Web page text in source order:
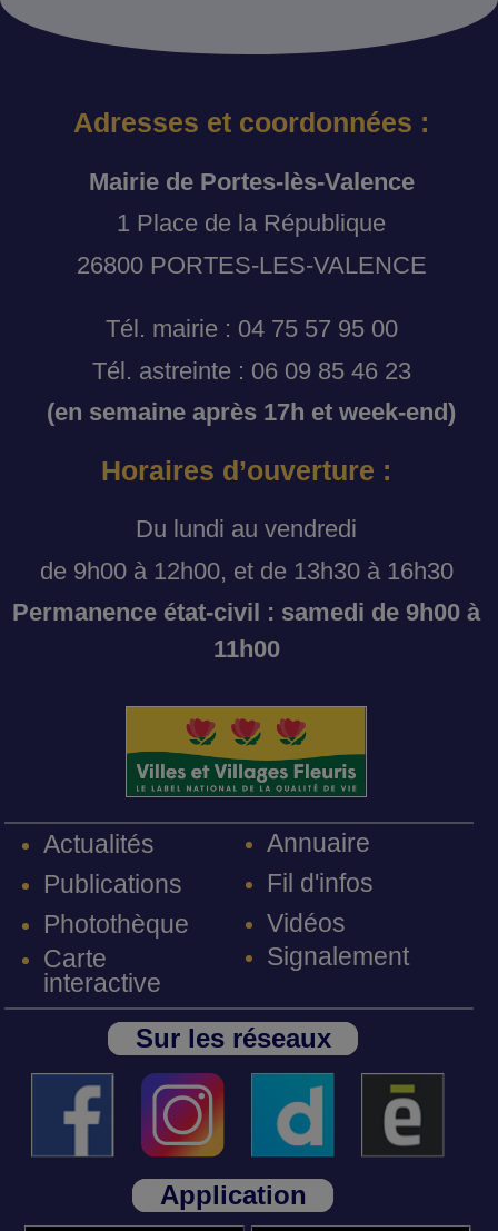
Adresses et coordonnées :
Mairie de Portes-lès-Valence
1 Place de la République
26800 PORTES-LES-VALENCE
Tél. mairie : 04 75 57 95 00
Tél. astreinte : 06 09 85 46 23
(en semaine après 17h et week-end)
Horaires d’ouverture :
Du lundi au vendredi
de 9h00 à 12h00, et de 13h30 à 16h30
Permanence état-civil : samedi de 9h00 à
11h00
Actualités
Publications
Photothèque
Carte
interactive
Annuaire
Fil d'infos
Vidéos
Signalement
Sur les réseaux
Application